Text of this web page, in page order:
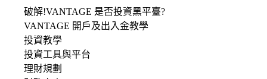
破解!VANTAGE 是否投資黑平臺?
VANTAGE 開戶及出入金教學
投資教學
投資工具與平台
理財規劃